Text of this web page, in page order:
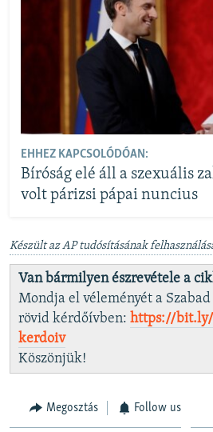
EHHEZ KAPCSOLÓDÓAN:
Bíróság elé áll a szexuális
volt párizsi pápai nuncius
Készült az AP tudósításának
Van bármilyen észrevétele a
Mondja el véleményét a
rövid kérdőívben: https://bit.ly/
kerdoiv
Köszönjük!
Megosztás Follow us